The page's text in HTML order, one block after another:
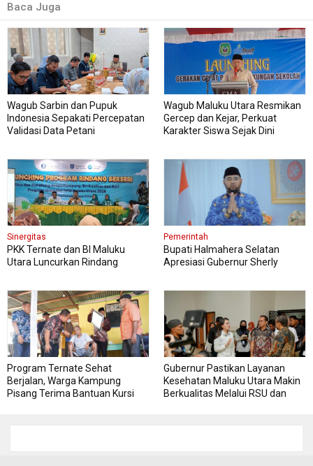
Baca Juga
Wagub Sarbin dan Pupuk
Indonesia Sepakati Percepatan
Validasi Data Petani
Wagub Maluku Utara Resmikan
Gercep dan Kejar, Perkuat
Karakter Siswa Sejak Dini
Sinergitas
PKK Ternate dan BI Maluku
Utara Luncurkan Rindang
Pemerintah
Bupati Halmahera Selatan
Apresiasi Gubernur Sherly
Program Ternate Sehat
Berjalan, Warga Kampung
Pisang Terima Bantuan Kursi
Gubernur Pastikan Layanan
Kesehatan Maluku Utara Makin
Berkualitas Melalui RSU dan